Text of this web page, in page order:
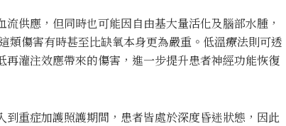
供應，但同時也可能因自由基大量活化及腦部水腫，
傷害有時甚至比缺氧本身更為嚴重。低溫療法則可透
灌注效應帶來的傷害，進一步提升患者神經功能恢復
重症加護照護期間，患者皆處於深度昏迷狀態，因此